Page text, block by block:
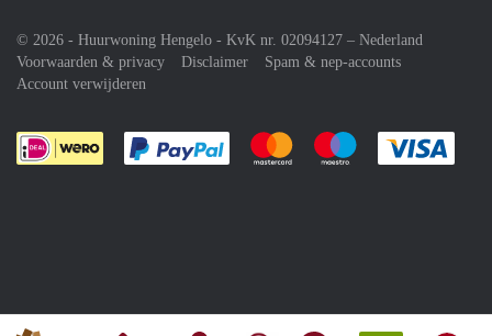
© 2026 - Huurwoning Hengelo - KvK nr. 02094127 – Nederland
Voorwaarden & privacy
Disclaimer
Spam & nep-accounts
Account verwijderen
Je rekent gemakkelijk af met Paypal
Je rekent gemakkelijk af met
Je rekent